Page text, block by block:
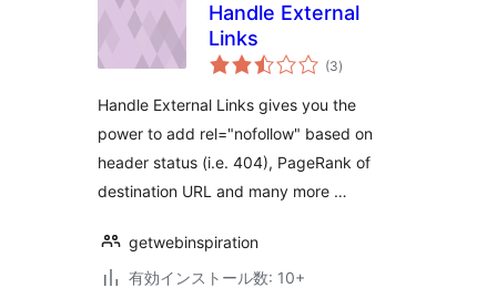
Handle External
Links
(3個
の
価
)
Handle External Links gives you the
power to add rel="nofollow" based on
header status (i.e. 404), PageRank of
destination URL and many more …
getwebinspiration
有効インストール数: 10+